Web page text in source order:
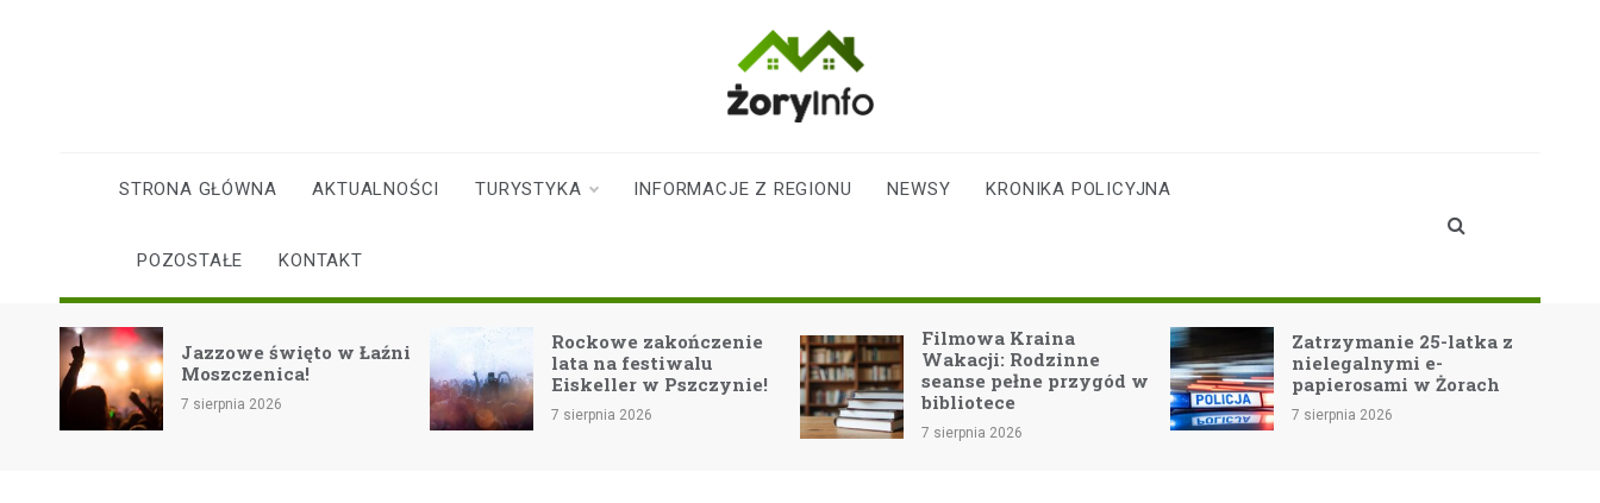
mieszkańców
Żor
STRONA GŁÓWNA AKTUALNOŚCI TURYSTYKA INFORMACJE Z REGIONU NEWSY KRONIKA POLICYJNA
POZOSTAŁE KONTAKT
Łaźni
Rockowe zakończenie
lata na festiwalu
Eiskeller w Pszczynie!
7 sierpnia 2026
Filmowa Kraina
Wakacji: Rodzinne
seanse pełne przygód w
Zatrzymanie 25-latka z
nielegalnymi e-
papierosami w Żorach
7 sierpnia 2026
Teatr Cordis w
Jastrzębiu-Zdroju: Arka
Noe-GO! oczarowuje
widownię!